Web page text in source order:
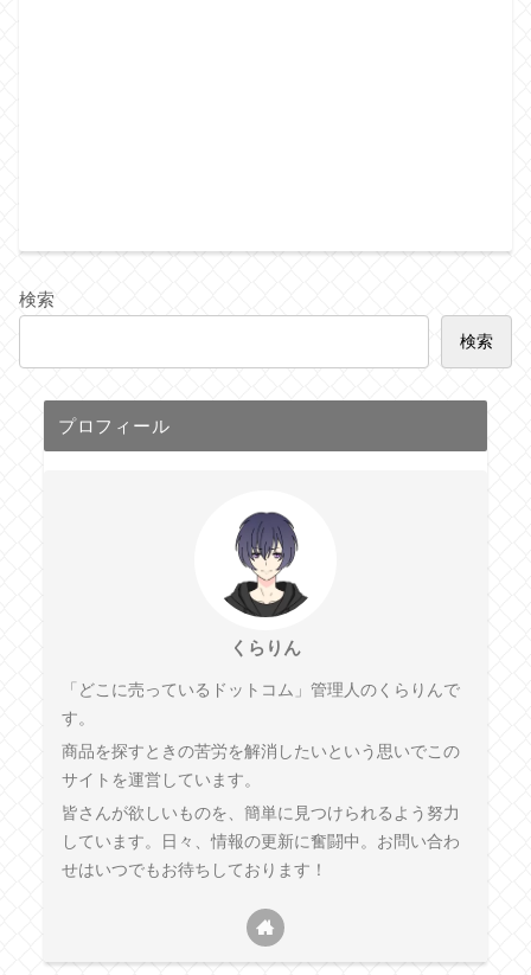
検索
検索
プロフィール
くらりん
「どこに売っているドットコム」管理人のくらりんで
す。
商品を探すときの苦労を解消したいという思いでこの
サイトを運営しています。
皆さんが欲しいものを、簡単に見つけられるよう努力
しています。日々、情報の更新に奮闘中。お問い合わ
せはいつでもお待ちしております！